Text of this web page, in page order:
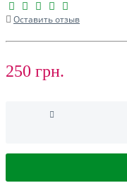
Оставить отзыв
250 грн.